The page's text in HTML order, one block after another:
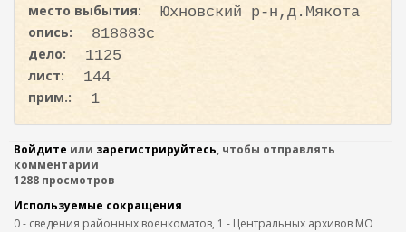
место выбытия:
Юхновский р-н,д.Мякота
опись:
818883с
дело:
1125
лист:
144
прим.:
1
Войдите или зарегистрируйтесь, чтобы отправлять
комментарии
1288 просмотров
Используемые сокращения
0 - сведения районных военкоматов, 1 - Центральных архивов МО